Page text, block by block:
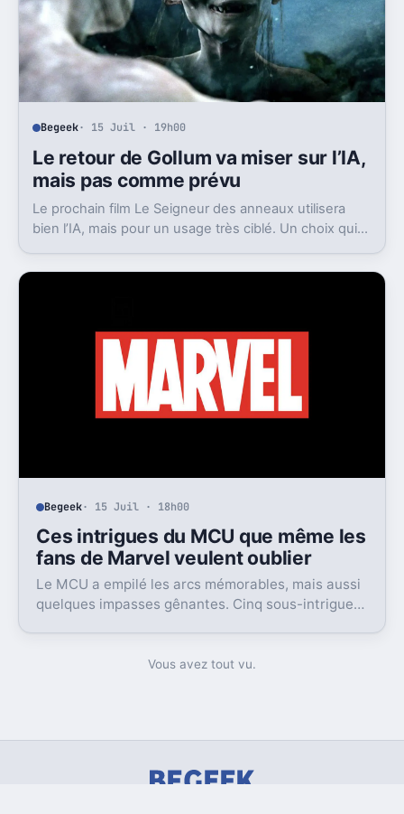
Begeek· 15 Juil · 19h00
Le retour de Gollum va miser sur l’IA,
mais pas comme prévu
Le prochain film Le Seigneur des anneaux utilisera
bien l’IA, mais pour un usage très ciblé. Un choix qui
Begeek· 15 Juil · 18h00
Ces intrigues du MCU que même les
fans de Marvel veulent oublier
Le MCU a empilé les arcs mémorables, mais aussi
quelques impasses gênantes. Cinq sous-intrigues